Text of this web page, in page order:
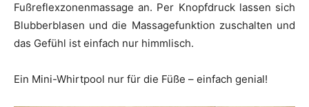
Fußreflexzonenmassage an. Per Knopfdruck lassen sich
Blubberblasen und die Massagefunktion zuschalten und
das Gefühl ist einfach nur himmlisch.
Ein Mini-Whirtpool nur für die Füße – einfach genial!